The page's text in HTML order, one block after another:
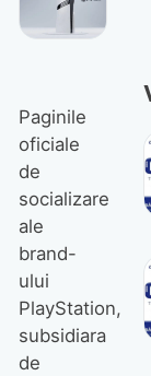
Paginile
oficiale
de
socializare
ale
brand-
ului
PlayStation,
subsidiara
de